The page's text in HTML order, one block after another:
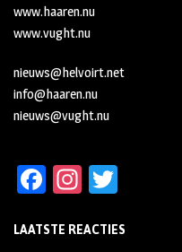
www.haaren.nu
www.vught.nu
nieuws@helvoirt.net
info@haaren.nu
nieuws@vught.nu
Fa
b
In
ag tt
LAATSTE REACTIES